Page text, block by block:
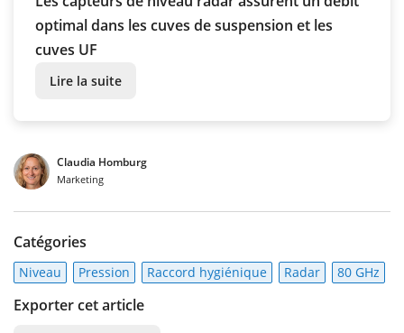
optimal dans les cuves de suspension et les
cuves UF
Lire la suite
Claudia Homburg
Marketing
Catégories
Niveau Pression Raccord hygiénique Radar 80 GHz
Exporter cet article